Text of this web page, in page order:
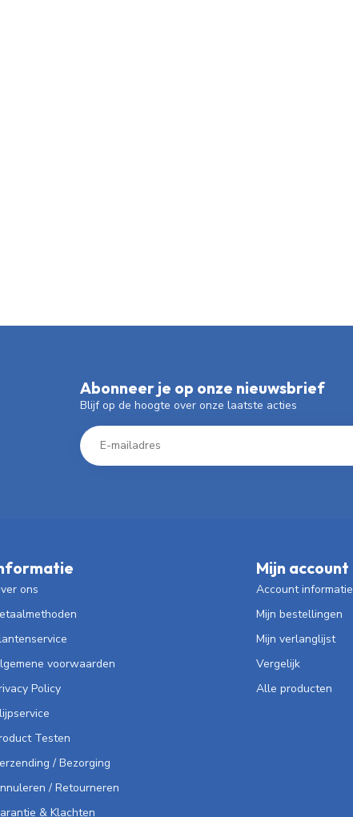
Abonneer je op onze nieuwsbrief
Blijf op de hoogte over onze laatste acties
ons
voorwaarden
Policy
Testen
/ Bezorging
/ Retourneren
& Klachten
Mijn account
Account informatie
Mijn bestellingen
Mijn verlanglijst
Vergelijk
Alle producten